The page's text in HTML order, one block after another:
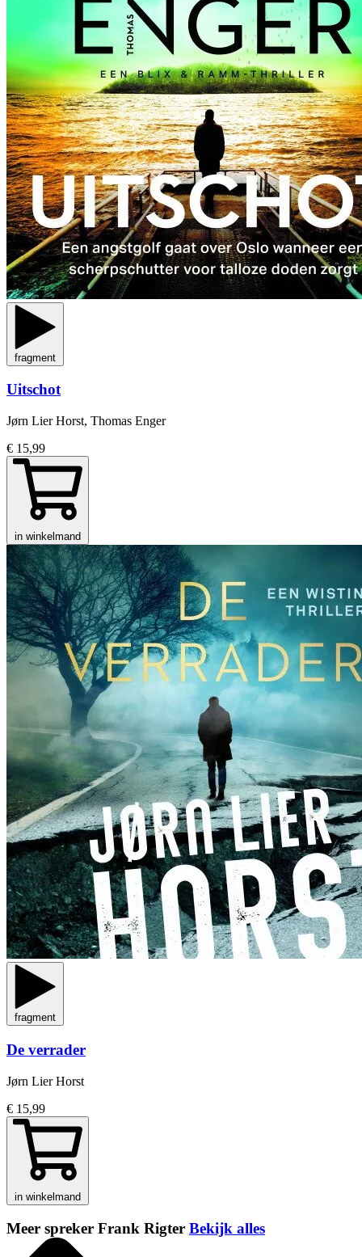
fragment
Uitschot
Jørn Lier Horst, Thomas Enger
€ 15,99
in winkelmand
fragment
De verrader
Jørn Lier Horst
€ 15,99
in winkelmand
Meer spreker Frank Rigter Bekijk alles